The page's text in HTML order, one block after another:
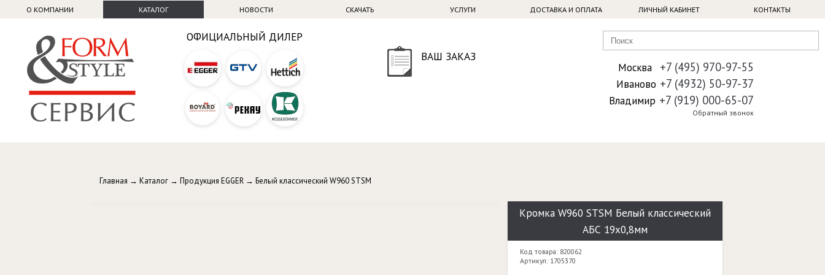
О КОМПАНИИ КАТАЛОГ НОВОСТИ СКАЧАТЬ УСЛУГИ ДОСТАВКА И ОПЛАТА ЛИЧНЫЙ КАБИНЕТ КОНТАКТЫ
ОФИЦИАЛЬНЫЙ ДИЛЕР
ВАШ ЗАКАЗ
Москва +7 (495) 970-97-55
Иваново +7 (4932) 50-97-37
Владимир +7 (919) 000-65-07
Обратный звонок
Главная → Каталог → Продукция EGGER → Белый классический W960 STSM
Кромка W960 STSM Белый классический
АБС 19х0,8мм
Код товара: 820062
Артикул: 1705370